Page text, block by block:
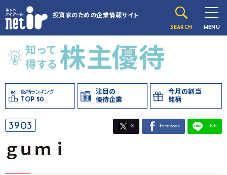
投資家のための企業情報サイト
SEARCH MENU
銘柄ランキング
TOP 50
注目の
優待企業
今月の割当
銘柄
3903 X facebook LINE
ｇｕｍｉ